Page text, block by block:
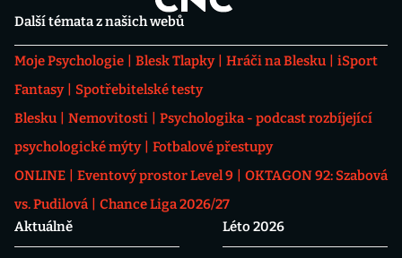
Další témata z našich webů
Moje Psychologie Blesk Tlapky Hráči na Blesku
iSport
Fantasy
Spotřebitelské testy
Blesku
Nemovitosti
Psychologika - podcast rozbíjející
psychologické mýty
Fotbalové přestupy
ONLINE
Eventový prostor Level 9
OKTAGON 92: Szabová
vs. Pudilová
Chance Liga 2026/27
Aktuálně
Léto 2026